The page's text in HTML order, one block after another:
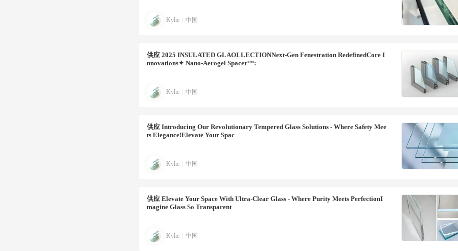
Kylie 中国
供应 2025 INSULATED GLAOLLECTION‌Next-Gen Fenestration Redefined‌Core I
Nnovations‌✦ ‌Nano-Aerogel Spacer™‌:
Kylie 中国
供应 Introducing Our Revolutionary Tempered Glass Solutions - Where Safety Mee
Ts Elegance!Elevate Your Spac
Kylie 中国
供应 Elevate Your Space With Ultra-Clear Glass - Where Purity Meets PerfectionI
Magine Glass So Transparent
Kylie 中国